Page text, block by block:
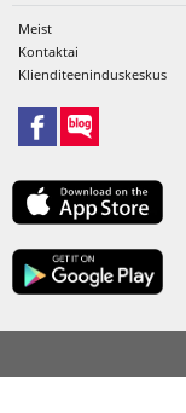
Meist
Kontaktai
Klienditeeninduskeskus